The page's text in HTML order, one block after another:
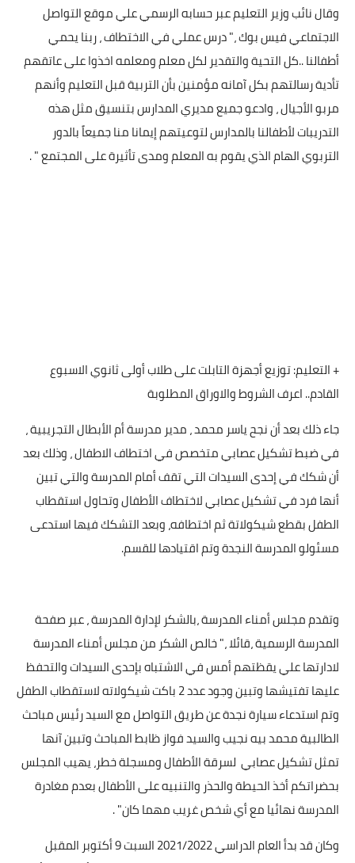
وقال نائب وزير التعليم عبر حسابه الرسمي علي موقع التواصل
الاجتماعي فيس بوك ،" درس عملي في الاختطاف ، ربنا يحمي
أطفالنا ..كل التحية والتقدير لكل معلم ومعلمه اخذوا على عاتقهم
تأدية رسالتهم بكل آمانه مؤمنين بأن التربية قبل التعليم وأنهم
مربو الأجيال ، وادعو جميع مديري المدارس بتنسيق مثل هذه
التدريبات لأطفالنا بالمدارس لتوعيتهم إيمانا منا جميعاً بالدور
التربوي الهام الذي يقوم به المعلم ومدى تأثيرة على المجتمع " .
+ التعليم: توزيع أجهزة التابلت على طلاب أولى ثانوي الاسبوع
القادم.. اعرف الشروط والاوراق المطلوبة
جاء ذلك بعد أن نجح ياسر محمد ، مدير مدرسة أم الأبطال التجريبية ،
في ضبط تشكيل عصابي متخصص في اختطاف الاطفال ، وذلك بعد
أن شكك في إحدى السيدات التي تقف أمام المدرسة والتي تبين
أنها فرد في تشكيل عصابي لاختطاف الأطفال وتحاول استقطاب
الطفل بقطع شيكولاتة ثم اختطافه، وبعد التشكك فيها استدعى
مسئولو المدرسة النجدة وتم اقتيادها للقسم.
وتقدم مجلس أمناء المدرسة ،بالشكر لإدارة المدرسة ، عبر صفحة
المدرسة الرسمية ،قائلا ،" خالص الشكر من مجلس أمناء المدرسة
لادارتها علي يقظتهم أمس في الاشتباه بإحدى السیدات والتحفظ
عليها تفتيشها وتبین وجود عدد 2 باکت شيكولاته لاستقطاب الطفل
وتم استدعاء سيارة نجدة عن طريق التواصل مع السید رئیس مباحث
الطالبية محمد بيه نجيب والسید فواز ظابط المباحث وتبین آنها
تمثل تشكيل عصابي لسرقة الأطفال ومسجلة خطر، يهيب المجلس
بحضراتكم أخذ الحيطة والحذر والتنبیه على الأطفال بعدم مغادرة
المدرسة نهائیا مع أي شخص غريب مهما كان" .
وكان قد بدأ العام الدراسي 2021/2022 السبت 9 أكتوبر المقبل